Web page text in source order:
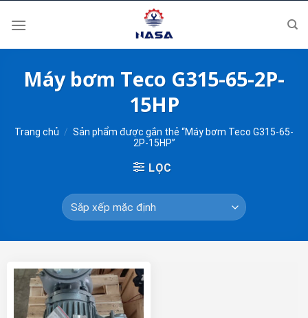
Máy bơm Teco G315-65-2P-
15HP
Trang chủ / Sản phẩm được gắn thẻ “Máy bơm Teco G315-65-
2P-15HP”
LỌC